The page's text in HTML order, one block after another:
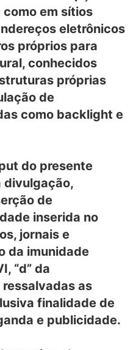
em sítios
eletrônicos
próprios para
conhecidos
próprias
de
como backlight e
do presente
divulgação,
de
inserida no
jornais e
da imunidade
“d” da
as
finalidade de
e publicidade.